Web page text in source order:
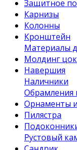
Защитное
Карнизы
Колонны
Кронштейн
Материалы
Молдинг
Навершия
Наличники
Обрамления
Орнаменты
Пилястра
Рустовый